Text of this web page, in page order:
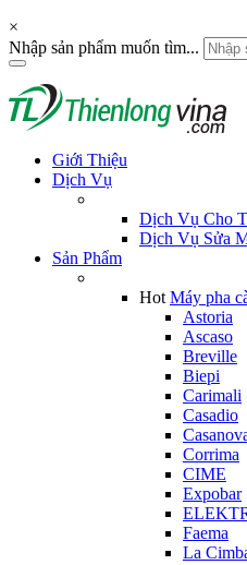
×
Nhập sản phẩm muốn tìm...
Giới Thiệu
Dịch Vụ
Dịch Vụ Cho
Dịch Vụ Sửa
Sản Phẩm
Hot Máy pha
Astoria
Ascaso
Breville
Biepi
Carimali
Casadio
Corrima
CIME
Expobar
Faema
La